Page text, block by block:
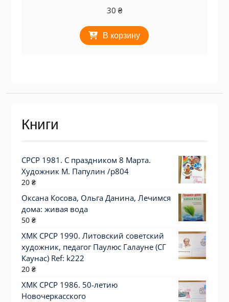
30 ₴
В корзину
Книги
СРСР 1981. С праздником 8 Марта.
Художник М. Папулин /р804
20 ₴
Оксана Косова, Ольга Данина, Лечимся
дома: живая вода
50 ₴
ХМК СРСР 1990. Литовский советский
художник, педагог Паулюс Галауне (СГ
Каунас) Ref: k222
20 ₴
ХМК СРСР 1986. 50-летию
Новочеркасского